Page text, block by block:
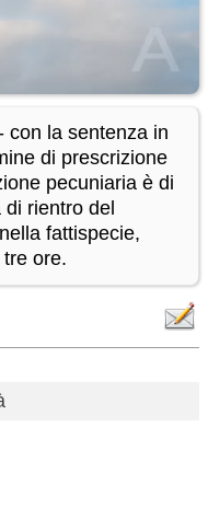
con la sentenza in
di prescrizione
pecuniaria è di
rientro del
fattispecie,
ore.